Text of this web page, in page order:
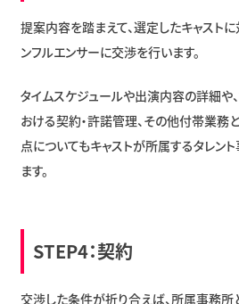
提案内容を踏まえて、選定したキャストに
ンフルエンサーに交渉を行います。
タイムスケジュールや出演内容の詳細や
おける契約・許諾管理、その他付帯業務
点についてもキャストが所属するタレン
ます。
STEP4：契約
交渉した条件が折り合えば、所属事務所